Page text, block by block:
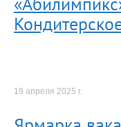
19 апреля 2025 г.